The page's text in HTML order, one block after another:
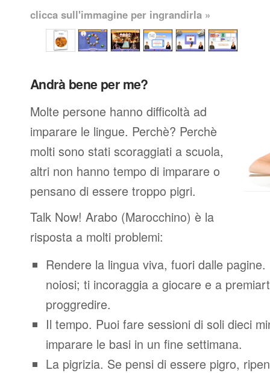
clicca sull'immagine per ingrandirla »
Andrà bene per me?
Molte persone hanno difficoltà ad
imparare le lingue. Perchè? Perchè
molti sono stati scoraggiati a scuola,
altri non hanno tempo di imparare o
pensano di essere troppo pigri.
Talk Now! Arabo (Marocchino) è la
risposta a molti problemi:
Rendere la lingua viva, fuori dalle
noiosi; ti incoraggia a giocare e a
proggredire.
Il tempo. Puoi fare sessioni di soli dieci
imparare le basi in un fine settimana.
La pigrizia. Se pensi di essere pigro,